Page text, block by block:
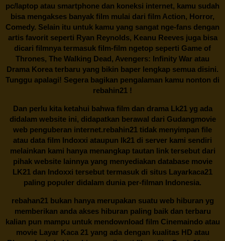
pc/laptop atau smartphone dan koneksi internet, kamu sudah
bisa mengakses banyak film mulai dari film Action, Horror,
Comedy. Selain itu untuk kamu yang sangat nge-fans dengan
artis favorit seperti Ryan Reynolds, Keanu Reeves juga bisa
dicari filmnya termasuk film-film ngetop seperti Game of
Thrones, The Walking Dead, Avengers: Infinity War atau
Drama Korea terbaru yang bikin baper lengkap semua disini.
Tunggu apalagi! Segera bagikan pengalaman kamu nonton di
rebahin21 !
Dan perlu kita ketahui bahwa film dan dramaLk21yg ada
didalam website ini, didapatkan berawal dari Gudangmovie
web penguberan internet.rebahin21 tidak menyimpan file
atau data film Indoxxi ataupun lk21 di server kami sendiri
melainkan kami hanya menangkap tautan link tersebut dari
pihak website lainnya yang menyediakan database movie
LK21 dan Indoxxi tersebut termasuk di situs Layarkaca21
paling populer didalam dunia per-filman Indonesia.
rebahan21bukan hanya merupakan suatu web hiburan yg
memberikan anda akses hiburan paling baik dan terbaru
kalian pun mampu untuk mendownload film Cinemaindo atau
movie Layar Kaca 21 yang ada dengan kualitas HD atau